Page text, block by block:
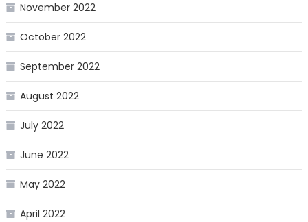
November 2022
October 2022
September 2022
August 2022
July 2022
June 2022
May 2022
April 2022